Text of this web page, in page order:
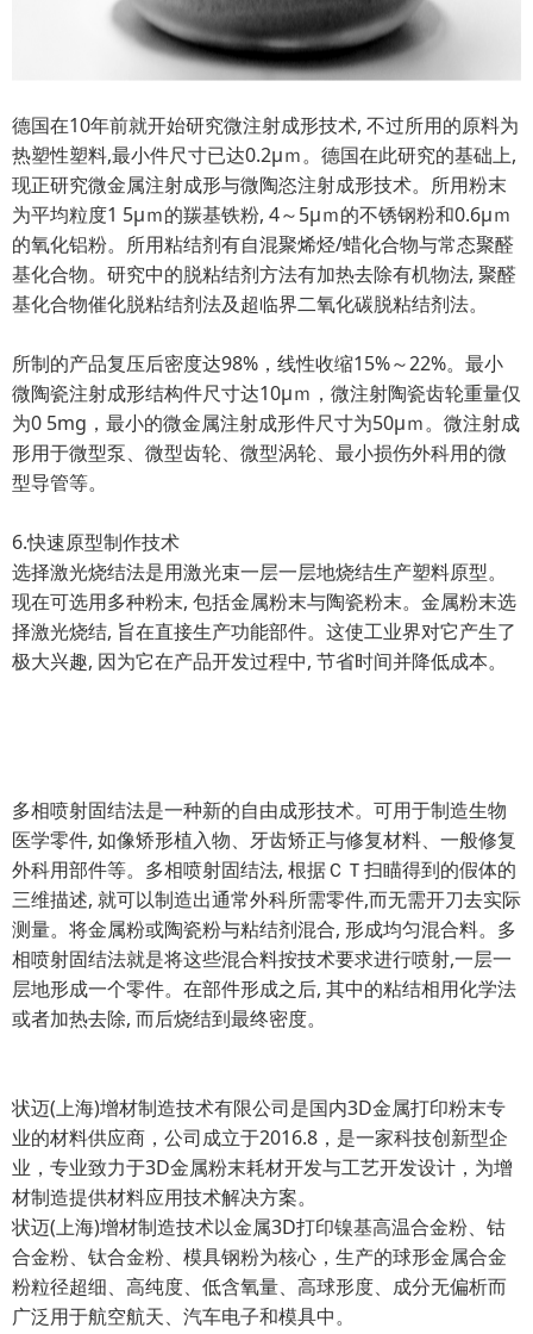
德国在10年前就开始研究微注射成形技术, 不过所用的原料为
热塑性塑料,最小件尺寸已达0.2μｍ。德国在此研究的基础上,
现正研究微金属注射成形与微陶恣注射成形技术。所用粉末
为平均粒度1 5μｍ的羰基铁粉, 4～5μｍ的不锈钢粉和0.6μｍ
的氧化铝粉。所用粘结剂有自混聚烯烃/蜡化合物与常态聚醛
基化合物。研究中的脱粘结剂方法有加热去除有机物法, 聚醛
基化合物催化脱粘结剂法及超临界二氧化碳脱粘结剂法。
所制的产品复压后密度达98%，线性收缩15%～22%。最小
微陶瓷注射成形结构件尺寸达10μｍ，微注射陶瓷齿轮重量仅
为0 5mg，最小的微金属注射成形件尺寸为50μｍ。微注射成
形用于微型泵、微型齿轮、微型涡轮、最小损伤外科用的微
型导管等。
6.快速原型制作技术
选择激光烧结法是用激光束一层一层地烧结生产塑料原型。
现在可选用多种粉末, 包括金属粉末与陶瓷粉末。金属粉末选
择激光烧结, 旨在直接生产功能部件。这使工业界对它产生了
极大兴趣, 因为它在产品开发过程中, 节省时间并降低成本。
多相喷射固结法是一种新的自由成形技术。可用于制造生物
医学零件, 如像矫形植入物、牙齿矫正与修复材料、一般修复
外科用部件等。多相喷射固结法, 根据ＣＴ扫瞄得到的假体的
三维描述, 就可以制造出通常外科所需零件,而无需开刀去实际
测量。将金属粉或陶瓷粉与粘结剂混合, 形成均匀混合料。多
相喷射固结法就是将这些混合料按技术要求进行喷射,一层一
层地形成一个零件。在部件形成之后, 其中的粘结相用化学法
或者加热去除, 而后烧结到最终密度。
状迈(上海)增材制造技术有限公司是国内3D金属打印粉末专
业的材料供应商，公司成立于2016.8，是一家科技创新型企
业，专业致力于3D金属粉末耗材开发与工艺开发设计，为增
材制造提供材料应用技术解决方案。
状迈(上海)增材制造技术以金属3D打印镍基高温合金粉、钴
合金粉、钛合金粉、模具钢粉为核心，生产的球形金属合金
粉粒径超细、高纯度、低含氧量、高球形度、成分无偏析而
广泛用于航空航天、汽车电子和模具中。